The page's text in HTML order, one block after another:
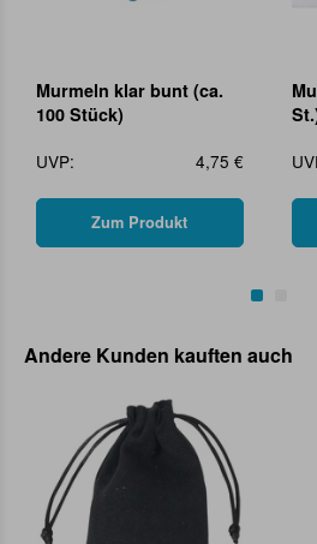
Murmeln klar bunt (ca.
100 Stück)
UVP:
4,75 €
Zum Produkt
Andere Kunden kauften auch